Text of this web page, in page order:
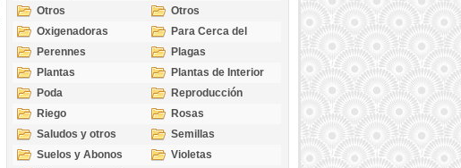
Otros
Otros
Oxigenadoras
Para Cerca del
Estanque
Perennes
Plagas
Plantas
Plantas de Interior
Poda
Reproducción
Riego
Rosas
Saludos y otros
temas
Semillas
Suelos y Abonos
Violetas